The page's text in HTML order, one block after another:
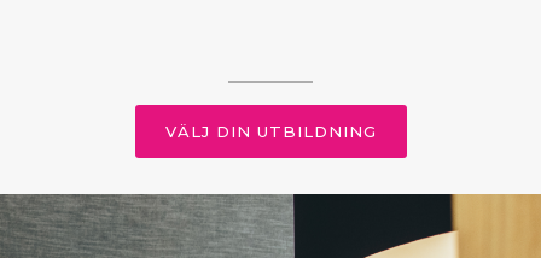
VÄLJ DIN UTBILDNING